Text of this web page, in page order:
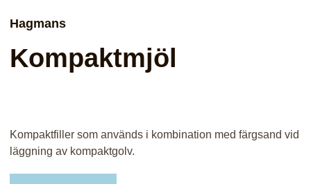
Hagmans
Kompaktmjöl
Kompaktfiller som används i kombination med färgsand vid
läggning av kompaktgolv.